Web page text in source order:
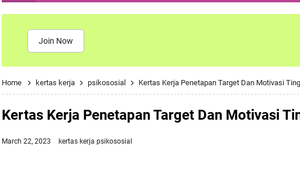
Join Now
Home kertas kerja psikososial Kertas Kerja Penetapan Target Dan Motivasi
Kertas Kerja Penetapan Target Dan Motivasi
March 22, 2023 kertas kerja psikososial